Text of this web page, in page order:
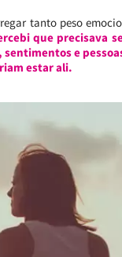
tanto peso
que precisava
e
estar ali.